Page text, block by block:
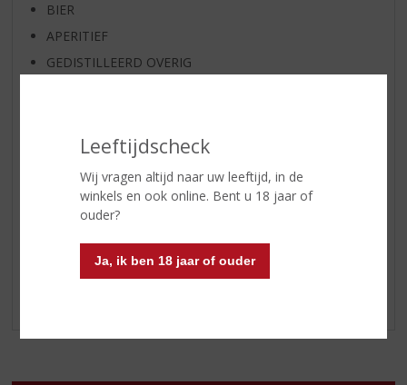
Leeftijdscheck
Wij vragen altijd naar uw leeftijd, in de
winkels en ook online. Bent u 18 jaar of
ouder?
Ja, ik ben 18 jaar of ouder
BIER
APERITIEF
GEDISTILLEERD OVERIG
FRISDRANK
GESCHENKVERPAKKING
(RELATIE)GESCHENKEN
PARTY EN VERHUUR
ALCOHOLVRIJE DRANKEN